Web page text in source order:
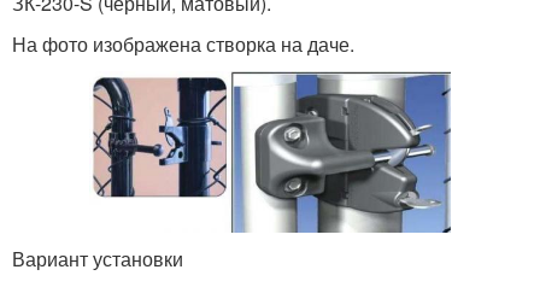
На фото изображена створка на даче.
Вариант установки